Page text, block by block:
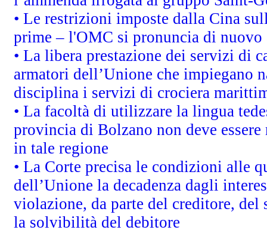
• Le restrizioni imposte dalla Cina
prime – l'OMC si pronuncia di
• La libera prestazione dei servizi di
armatori dell’Unione che impiegano
disciplina i servizi di crociera
• La facoltà di utilizzare la lingua
provincia di Bolzano non deve
in tale regione
• La Corte precisa le condizioni alle
dell’Unione la decadenza dagli
violazione, da parte del creditore,
la solvibilità del debitore